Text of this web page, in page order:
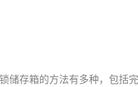
储存箱的方法有多种，包括